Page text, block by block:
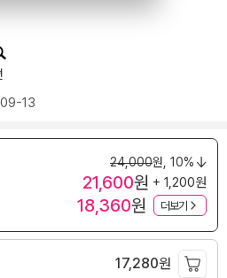
13
24,000원, 10%
21,600원 + 1,200원
18,360원 더보기
17,280원